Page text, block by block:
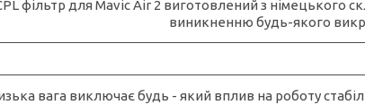
фільтр для Mavic Air 2 виготовлений з німецького
виникненню будь-якого
вага виключає будь - який вплив на роботу